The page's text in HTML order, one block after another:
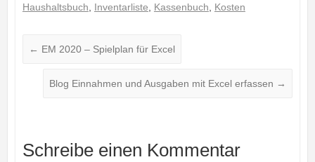
Haushaltsbuch
Inventarliste Kassenbuch Kosten
← EM 2020 – Spielplan für Excel
Blog Einnahmen und Ausgaben mit Excel erfassen →
Schreibe einen Kommentar